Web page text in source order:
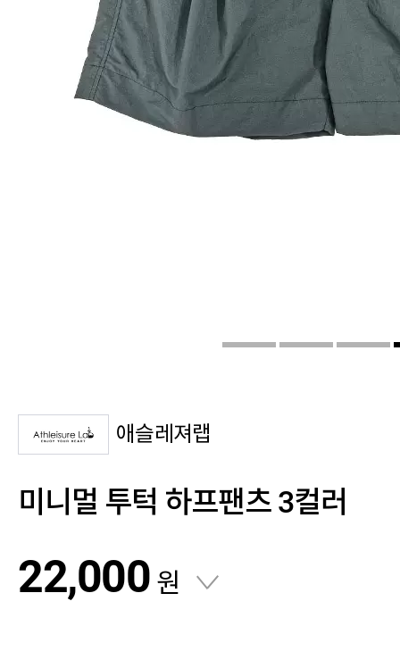
애슬레져랩
미니멀 투턱 하프팬츠 3컬러
22,000 원